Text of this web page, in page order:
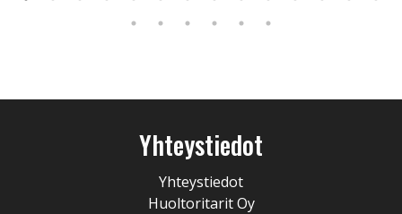
Yhteystiedot
Yhteystiedot
Huoltoritarit Oy